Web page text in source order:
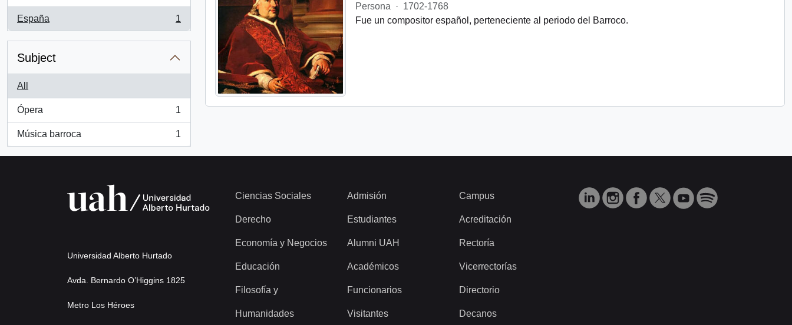
España
, 1 results
1
Subject
All
Ópera
, 1 results
1
Música barroca
, 1 results
1
Persona
· 1702-1768
Fue un compositor español, perteneciente al periodo del Barroco.
Universidad Alberto Hurtado
Avda. Bernardo O’Higgins 1825
Metro Los Héroes
Ciencias Sociales
Derecho
Economía y Negocios
Educación
Filosofía y
Humanidades
Admisión
Estudiantes
Alumni UAH
Académicos
Funcionarios
Visitantes
Campus
Acreditación
Rectoría
Vicerrectorías
Directorio
Decanos